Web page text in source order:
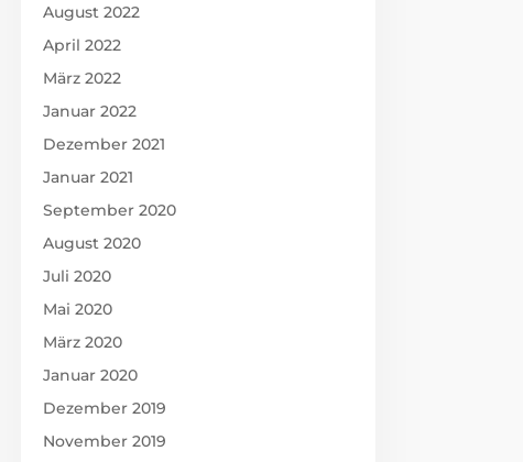
August 2022
April 2022
März 2022
Januar 2022
Dezember 2021
Januar 2021
September 2020
August 2020
Juli 2020
Mai 2020
März 2020
Januar 2020
Dezember 2019
November 2019